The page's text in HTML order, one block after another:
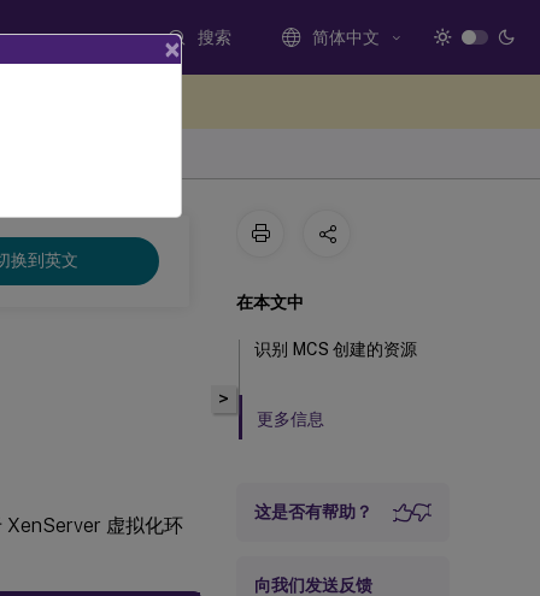
搜索 简体中文
换到英文
XenServer 虚拟化环
>
在本文中
识别 MCS 创建的资源
更多信息
这是否有帮助？
向我们发送反馈
×